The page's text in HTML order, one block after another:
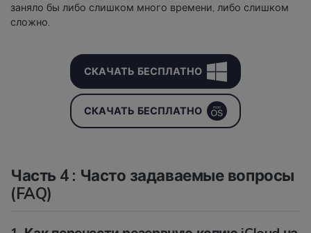
заняло бы либо слишком много времени, либо слишком
сложно.
СКАЧАТЬ БЕСПЛАТНО
СКАЧАТЬ БЕСПЛАТНО
Часть 4 : Часто задаваемые вопросы
(FAQ)